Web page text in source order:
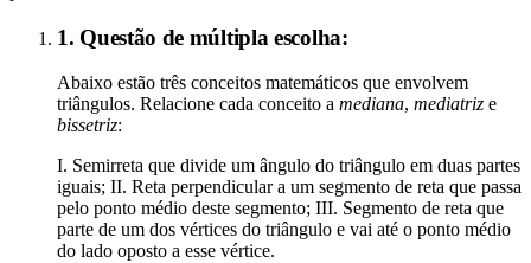
1. Questão de múltipla escolha:
Abaixo estão três conceitos matemáticos que envolvem
triângulos. Relacione cada conceito a mediana, mediatriz e
bissetriz:
I. Semirreta que divide um ângulo do triângulo em duas partes
iguais; II. Reta perpendicular a um segmento de reta que passa
pelo ponto médio deste segmento; III. Segmento de reta que
parte de um dos vértices do triângulo e vai até o ponto médio
do lado oposto a esse vértice.